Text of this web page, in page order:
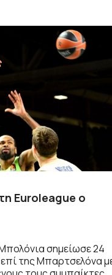
Euroleague ο
σημείωσε 24
της Μπαρτσελόνα